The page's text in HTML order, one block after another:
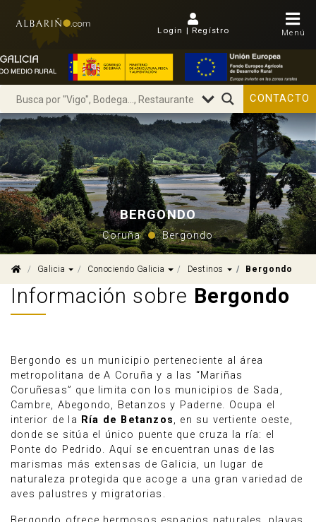
Login | Regístro Menú
CONTACTO
BERGONDO
Coruña Bergondo
Galicia Dropdown
Conociendo Galicia Dropdown
Destinos Dropdown
Bergondo
Información sobre Bergondo
Bergondo es un municipio perteneciente al área
metropolitana de A Coruña y a las “Mariñas
Coruñesas” que limita con los municipios de Sada,
Cambre, Abegondo, Betanzos y Paderne. Ocupa el
interior de la Ría de Betanzos, en su vertiente oeste,
donde se sitúa el único puente que cruza la ría: el
Ponte do Pedrido. Aquí se encuentran unas de las
marismas más extensas de Galicia, un lugar de
naturaleza protegida que acoge a una gran variedad de
aves palustres y migratorias.